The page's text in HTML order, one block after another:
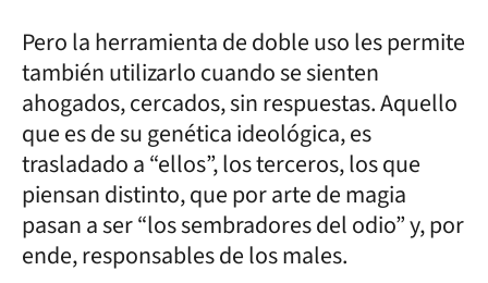
Pero la herramienta de doble uso les permite
también utilizarlo cuando se sienten
ahogados, cercados, sin respuestas. Aquello
que es de su genética ideológica, es
trasladado a “ellos”, los terceros, los que
piensan distinto, que por arte de magia
pasan a ser “los sembradores del odio” y, por
ende, responsables de los males.